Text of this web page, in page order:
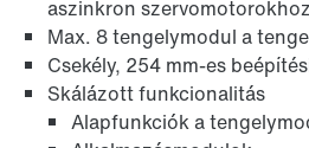
aszinkron szervomotorokhoz
Max. 8 tengelymodul a
Csekély, 254 mm-es
Skálázott funkcionalitás
Alapfunkciók a